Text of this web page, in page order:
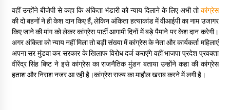
May 11, 2022
Thought Of The Day 10 May
May 10, 2022
वहीं उन्होंने बीजेपी से कहा कि अंकिता भंडारी को न्याय दिलाने के लिए अभी तोकांग्रेस
की दो बहनों ने ही केश दान किए हैं, लेकिन अंकिता हत्याकांड में वीआईपी का नाम उजागर
किए जाने की मांग को लेकर कांग्रेस पार्टी आगामी दिनों में बड़े पैमाने पर केश दान करेगी।
अगर अंकिता को न्याय नहीं मिला तो बड़ी संख्या में कांग्रेस के नेता और कार्यकर्ता महिलाएं
अपना सर मुंडवा कर सरकार के खिलाफ विरोध दर्ज कराएंगे वहीं भाजपा प्रदेश प्रवक्ता
वीरेंद्र सिंह बिष्ट ने इसे कांग्रेस का राजनैतिक मुंडन बताया उन्होंने कहा की कांग्रेस
हताश और निराश नजर आ रही है।कांग्रेस राज्य का माहौल खराब करने में लगी है।